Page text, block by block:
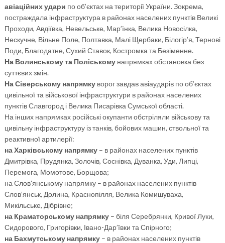
авіаційних удари по об’єктах на території України. Зокрема,
постраждала інфраструктура в районах населених пунктів Великі
Проходи, Авдіївка, Невельське, Мар’їнка, Велика Новосілка,
Нескучне, Вільне Поле, Полтавка, Малі Щербаки, Білогір’я, Тернові
Поди, Благодатне, Сухий Ставок, Костромка та Безіменне.
На Волинському та Поліськомунапрямках обстановка без
суттєвих змін.
На Сіверському напрямкуворог завдав авіаударів по об’єктах
цивільної та військової інфраструктури в районах населених
пунктів Славгород і Велика Писарівка Сумської області.
На інших напрямках російські окупанти обстріляли військову та
цивільну інфраструктуру із танків, бойових машин, ствольної та
реактивної артилерії:
на Харківському напрямку– в районах населених пунктів
Дмитрівка, Прудянка, Золочів, Соснівка, Дуванка, Уди, Липці,
Перемога, Момотове, Борщова;
на Слов’янському напрямку – в районах населених пунктів
Слов’янськ, Долина, Краснопілля, Велика Комишуваха,
Микільське, Дібрівне;
на Краматорському напрямку– біля Серебрянки, Кривої Луки,
Сидорового, Григорівки, Івано-Дар’ївки та Спірного;
на Бахмутському напрямку– в районах населених пунктів